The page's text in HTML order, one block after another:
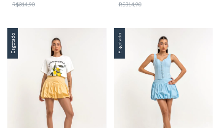
R$314,90 R$314,90
Esgotado Esgotado